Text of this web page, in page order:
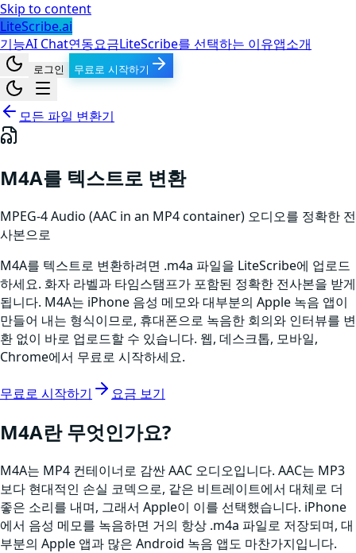
Skip to content
LiteScribe.ai
기능AI Chat연동요금LiteScribe를 선택하는 이유앱소개
로그인 무료로 시작하기
모든 파일 변환기
M4A를 텍스트로 변환
MPEG-4 Audio (AAC in an MP4 container) 오디오를 정확한 전
사본으로
M4A를 텍스트로 변환하려면 .m4a 파일을 LiteScribe에 업로드
하세요. 화자 라벨과 타임스탬프가 포함된 정확한 전사본을 받게
됩니다. M4A는 iPhone 음성 메모와 대부분의 Apple 녹음 앱이
만들어 내는 형식이므로, 휴대폰으로 녹음한 회의와 인터뷰를 변
환 없이 바로 업로드할 수 있습니다. 웹, 데스크톱, 모바일,
Chrome에서 무료로 시작하세요.
무료로 시작하기 요금 보기
M4A란 무엇인가요?
M4A는 MP4 컨테이너로 감싼 AAC 오디오입니다. AAC는 MP3
보다 현대적인 손실 코덱으로, 같은 비트레이트에서 대체로 더
좋은 소리를 내며, 그래서 Apple이 이를 선택했습니다. iPhone
에서 음성 메모를 녹음하면 거의 항상 .m4a 파일로 저장되며, 대
부분의 Apple 앱과 많은 Android 녹음 앱도 마찬가지입니다.